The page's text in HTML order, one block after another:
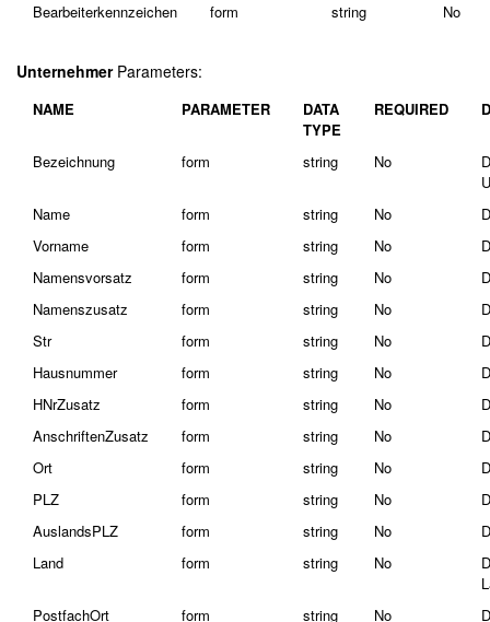
Bearbeiterkennzeichen
form string No
UnternehmerParameters:
NAME PARAMETER
DATA
TYPE
REQUIRED
Bezeichnung form string No
Name
form string No
Vorname
form string No
Namensvorsatz
form string No
Namenszusatz
form string No
Str
form string No
Hausnummer
form string No
HNrZusatz
form string No
AnschriftenZusatz
form string No
Ort
form string No
PLZ
form string No
AuslandsPLZ
form string No
Land
form string No
PostfachOrt
form string No